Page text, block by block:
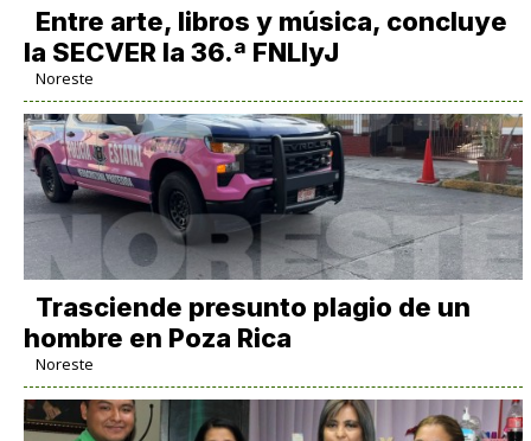
Entre arte, libros y música, concluye
la SECVER la 36.ª FNLIyJ
Noreste
Trasciende presunto plagio de un
hombre en Poza Rica
Noreste